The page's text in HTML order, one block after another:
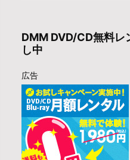
DMM DVD/CD無料レ
し中
広告